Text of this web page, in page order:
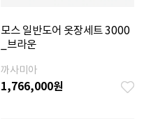
모스 일반도어 옷장세트 3000
_브라운
까사미아
1,766,000원